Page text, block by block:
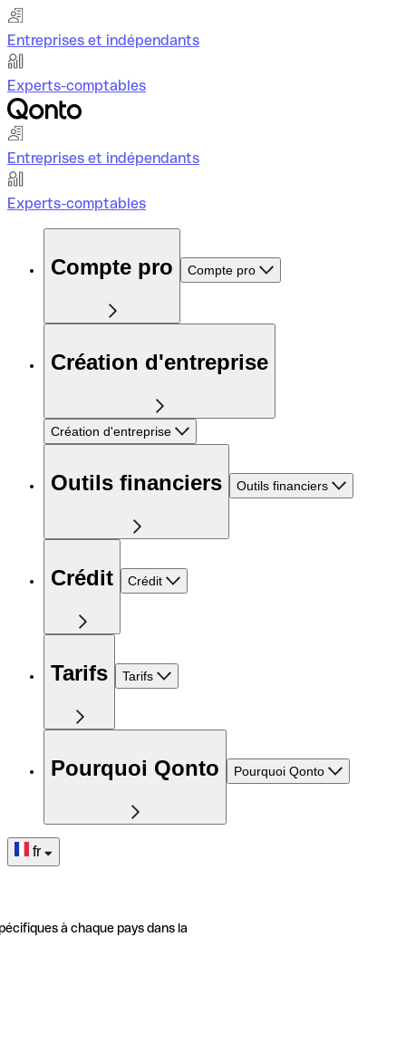
Entreprises et indépendants
Experts-comptables
Entreprises et indépendants
Experts-comptables
Compte pro Compte pro
Création d'entreprise
Création d'entreprise
Outils financiers Outils financiers
Crédit Crédit
Tarifs Tarifs
Pourquoi Qonto Pourquoi Qonto
fr
à chaque pays dans la